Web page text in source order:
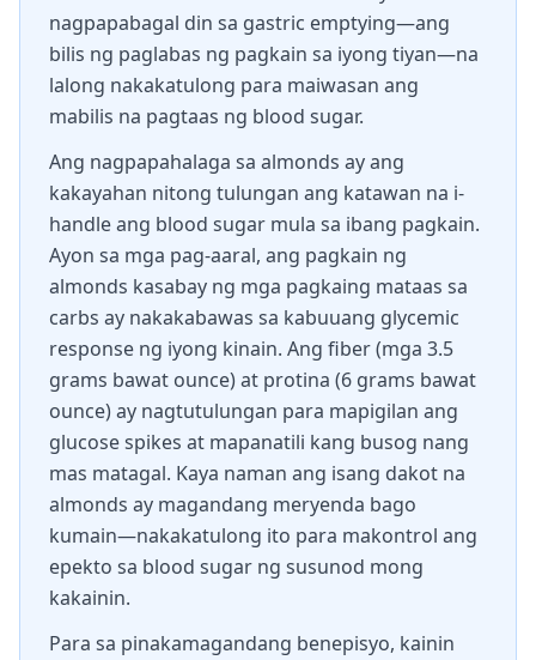
nagpapabagal din sa gastric emptying—ang
bilis ng paglabas ng pagkain sa iyong tiyan—na
lalong nakakatulong para maiwasan ang
mabilis na pagtaas ng blood sugar.
Ang nagpapahalaga sa almonds ay ang
kakayahan nitong tulungan ang katawan na i-
handle ang blood sugar mula sa ibang pagkain.
Ayon sa mga pag-aaral, ang pagkain ng
almonds kasabay ng mga pagkaing mataas sa
carbs ay nakakabawas sa kabuuang glycemic
response ng iyong kinain. Ang fiber (mga 3.5
grams bawat ounce) at protina (6 grams bawat
ounce) ay nagtutulungan para mapigilan ang
glucose spikes at mapanatili kang busog nang
mas matagal. Kaya naman ang isang dakot na
almonds ay magandang meryenda bago
kumain—nakakatulong ito para makontrol ang
epekto sa blood sugar ng susunod mong
kakainin.
Para sa pinakamagandang benepisyo, kainin